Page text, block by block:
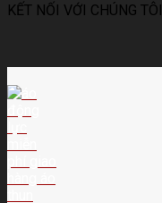
KẾT NỐI VỚI CHÚNG TÔI